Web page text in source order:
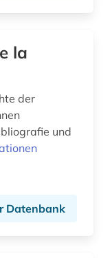
la
der
und
Datenbank